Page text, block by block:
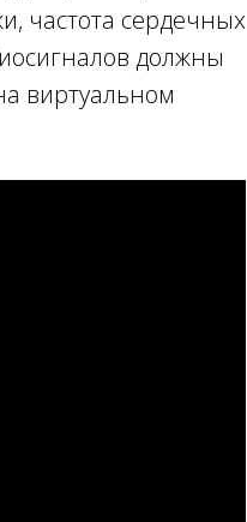
частота сердечных
должны
виртуальном